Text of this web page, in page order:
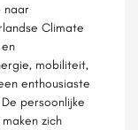
naar
Climate
mobiliteit,
enthousiaste
persoonlijke
zich